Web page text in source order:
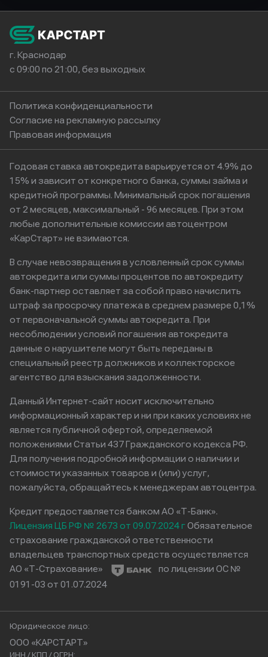
г. Краснодар
с 09:00 по 21:00, без выходных
Политика конфиденциальности
Согласие на рекламную рассылку
Правовая информация
Годовая ставка автокредита варьируется от 4.9% до
15% и зависит от конкретного банка, суммы займа и
кредитной программы. Минимальный срок погашения
от 2 месяцев, максимальный - 96 месяцев. При этом
любые дополнительные комиссии автоцентром
«КарСтарт» не взимаются.
В случае невозвращения в условленный срок суммы
автокредита или суммы процентов по автокредиту
банк-партнер оставляет за собой право начислить
штраф за просрочку платежа в среднем размере 0,1%
от первоначальной суммы автокредита. При
несоблюдении условий погашения автокредита
данные о нарушителе могут быть переданы в
специальный реестр должников и коллекторское
агентство для взыскания задолженности.
Данный Интернет-сайт носит исключительно
информационный характер и ни при каких условиях не
является публичной офертой, определяемой
положениями Статьи 437 Гражданского кодекса РФ.
Для получения подробной информации о наличии и
стоимости указанных товаров и (или) услуг,
пожалуйста, обращайтесь к менеджерам автоцентра.
Кредит предоставляется банком АО «Т-Банк».
Лицензия ЦБ РФ № 2673 от 09.07.2024 гОбязательное
страхование гражданской ответственности
владельцев транспортных средств осуществляется
АО «Т-Страхование»
по лицензии ОС №
0191-03 от 01.07.2024
Юридическое лицо:
ООО «КАРСТАРТ»
ИНН / КПП / ОГРН: